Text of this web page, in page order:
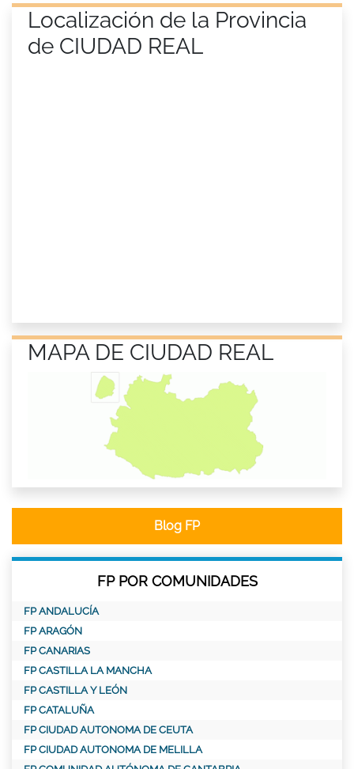
Localización de la Provincia
de CIUDAD REAL
MAPA DE CIUDAD REAL
Blog FP
FP POR COMUNIDADES
FP ANDALUCÍA
FP ARAGÓN
FP CANARIAS
FP CASTILLA LA MANCHA
FP CASTILLA Y LEÓN
FP CATALUÑA
FP CIUDAD AUTONOMA DE CEUTA
FP CIUDAD AUTONOMA DE MELILLA